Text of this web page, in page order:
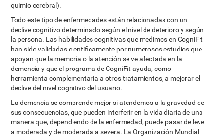
quimio cerebral).
Todo este tipo de enfermedades están relacionadas con un
declive cognitivo determinado según el nivel de deterioro y según
la persona. Las habilidades cognitivas que medimos en CogniFit
han sido validadas científicamente por numerosos estudios que
apoyan que la memoria o la atención se ve afectada en la
demencia y que el programa de CogniFit ayuda, como
herramienta complementaria a otros tratamientos, a mejorar el
declive del nivel cognitivo del usuario.
La demencia se comprende mejor si atendemos a la gravedad de
sus consecuencias, que pueden interferir en la vida diaria de una
manera que, dependiendo de la enfermedad, puede pasar de leve
a moderada y de moderada a severa. La Organización Mundial